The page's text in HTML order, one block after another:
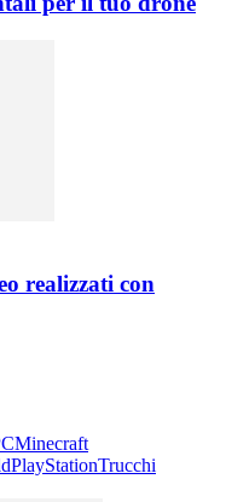
realizzati con
Minecraft
PlayStationTrucchi